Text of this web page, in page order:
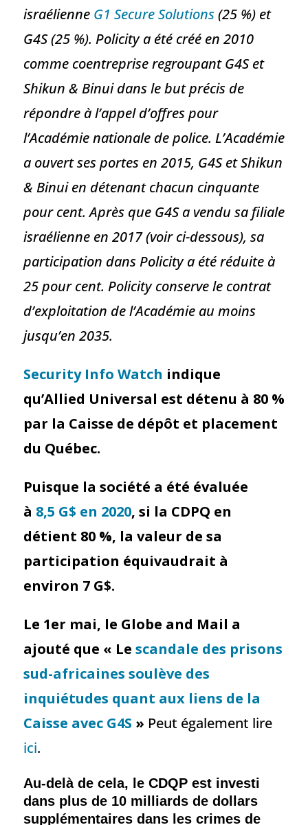
israélienne G1 Secure Solutions(25 %) et
G4S (25 %). Policity a été créé en 2010
comme coentreprise regroupant G4S et
Shikun & Binui dans le but précis de
répondre à l’appel d’offres pour
l’Académie nationale de police. L’Académie
a ouvert ses portes en 2015, G4S et Shikun
& Binui en détenant chacun cinquante
pour cent. Après que G4S a vendu sa filiale
israélienne en 2017 (voir ci-dessous), sa
participation dans Policity a été réduite à
25 pour cent. Policity conserve le contrat
d’exploitation de l’Académie au moins
jusqu’en 2035.
Security Info Watch indique
qu’Allied Universal est détenu à 80 %
par la Caisse de dépôt et placement
du Québec.
Puisque la société a été évaluée
à 8,5 G$ en 2020, si la CDPQ en
détient 80 %, la valeur de sa
participation équivaudrait à
environ 7 G$.
Le 1er mai, le Globe and Mail a
ajouté que « Le scandale des prisons
sud-africaines soulève des
inquiétudes quant aux liens de la
Caisse avec G4S » Peut également lire
ici.
Au-delà de cela, le CDQP est investi
dans plus de 10 milliards de dollars
supplémentaires dans les crimes de